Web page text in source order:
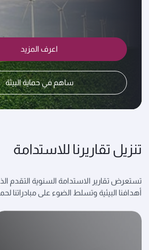
اعرف المزيد
ساهم في حماية البيئة
تنزيل تقاريرنا للاستدامة
تستعرض تقارير الاستدامة السنوية التقدم
أهدافنا البيئية وتسلط الضوء على مبادراتنا